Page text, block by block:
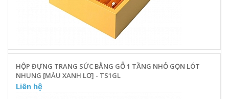
HỘP ĐỰNG TRANG SỨC BẰNG GỖ 1 TẦNG NHỎ GỌN LÓT
NHUNG [MÀU XANH LƠ] - TS1GL
Liên hệ